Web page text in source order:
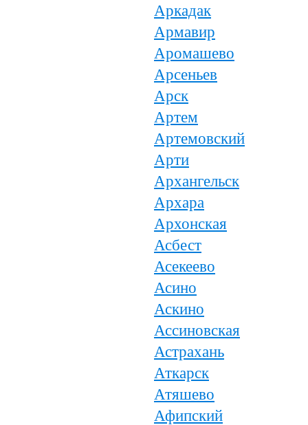
Аркадак
Армавир
Аромашево
Арсеньев
Арск
Артем
Артемовский
Арти
Архангельск
Архара
Архонская
Асбест
Асекеево
Асино
Аскино
Ассиновская
Астрахань
Аткарск
Атяшево
Афипский